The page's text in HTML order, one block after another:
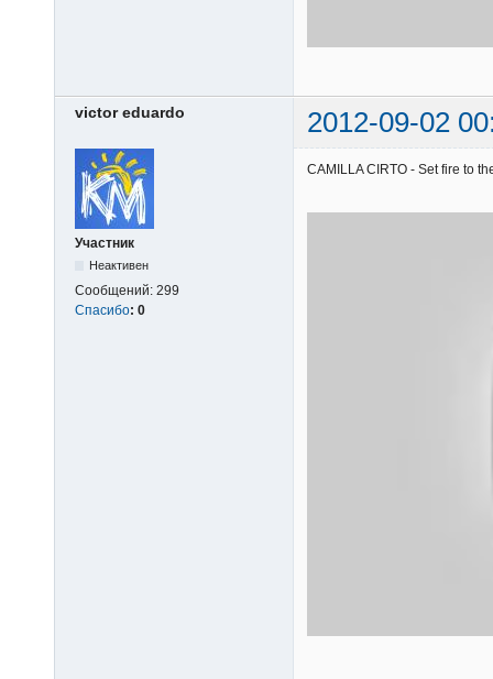
victor eduardo 2012-09-02
Участник
Неактивен
Сообщений: 299
Спасибо: 0
CAMILLA CIRTO - Set fire to